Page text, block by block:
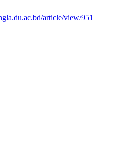
article/view/951